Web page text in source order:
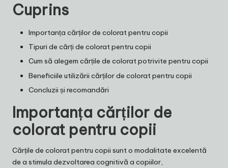
Cuprins
Importanța cărților de colorat pentru copii
Tipuri de cărți de colorat pentru copii
Cum să alegem cărțile de colorat potrivite pentru copii
Beneficiile utilizării cărților de colorat pentru copii
Concluzii și recomandări
Importanța cărților de
colorat pentru copii
Cărțile de colorat pentru copii sunt o modalitate excelentă
de a stimula dezvoltarea cognitivă a copiilor,